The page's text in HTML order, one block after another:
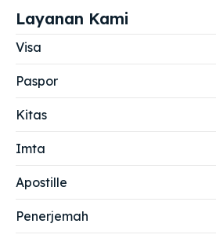
Layanan Kami
Visa
Paspor
Kitas
Imta
Apostille
Penerjemah